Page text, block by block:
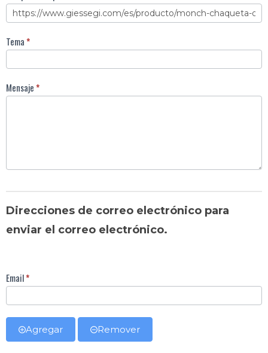
Tema*
Mensaje*
Direcciones de correo electrónico para
enviar el correo electrónico.
Email*
Agregar Remover